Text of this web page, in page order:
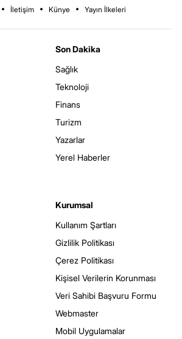
İletişim Künye Yayın İlkeleri
Son Dakika
Sağlık
Teknoloji
Finans
Turizm
Yazarlar
Yerel Haberler
Kurumsal
Kullanım Şartları
Gizlilik Politikası
Çerez Politikası
Kişisel Verilerin Korunması
Veri Sahibi Başvuru Formu
Webmaster
Mobil Uygulamalar